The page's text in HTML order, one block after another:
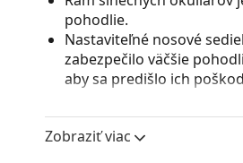
pohodlie.
Nastaviteľné nosové
zabezpečilo väčšie
aby sa predišlo ich
Sivé sklá okuliarov
Zobraziť viac